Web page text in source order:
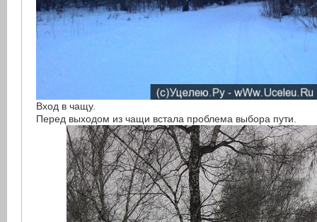
Вход в чащу.
Перед выходом из чащи встала проблема выбора пути.